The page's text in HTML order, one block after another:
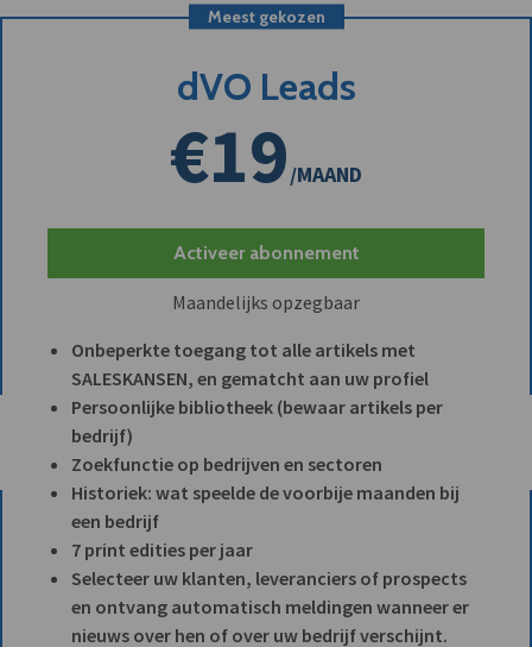
Meest gekozen
dVO Leads
€19/MAAND
Activeer abonnement
Maandelijks opzegbaar
Onbeperkte toegang tot alle artikels met
SALESKANSEN, en gematcht aan uw profiel
Persoonlijke bibliotheek (bewaar artikels per
bedrijf)
Zoekfunctie op bedrijven en sectoren
Historiek: wat speelde de voorbije maanden bij
een bedrijf
7 print edities per jaar
Selecteer uw klanten, leveranciers of prospects
en ontvang automatisch meldingen wanneer er
nieuws over hen of over uw bedrijf verschijnt.